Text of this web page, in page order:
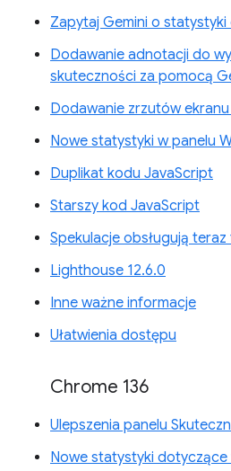
Zapytaj Gemini o
Dodawanie adnotacji do
skuteczności za pomocą
Dodawanie zrzutów
Nowe statystyki w panelu
Duplikat kodu JavaScript
Starszy kod JavaScript
Spekulacje obsługują teraz
Lighthouse 12.6.0
Inne ważne informacje
Ułatwienia dostępu
Chrome 136
Ulepszenia panelu
Nowe statystyki dotyczące